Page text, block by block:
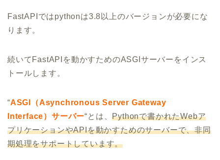
FastAPIではpythonは3.8以上のバージョンが必要にな
ります。
続いてFastAPIを動かすためのASGIサーバーをインス
トールします。
“ASGI（Asynchronous Server Gateway
Interface）サーバー“とは、Pythonで書かれたWebア
プリケーションやAPIを動かすためのサーバーで、非同
期処理をサポートしています。